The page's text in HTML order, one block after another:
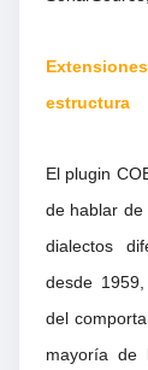
estructura
El plugin
de hablar de
dialectos
desde
del
mayoría de